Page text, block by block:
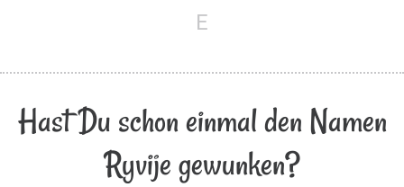
E
Hast Du schon einmal den Namen
Ryvije gewunken?